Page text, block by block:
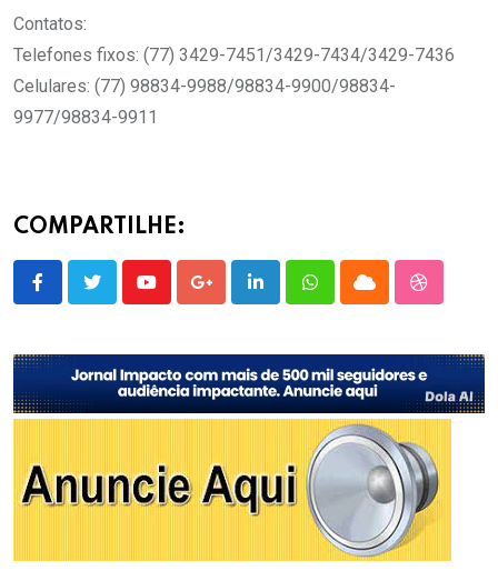
Contatos:
Telefones fixos: (77) 3429-7451/3429-7434/3429-7436
Celulares: (77) 98834-9988/98834-9900/98834-
9977/98834-9911
COMPARTILHE:
YoutubeGoogle+LinkedInWhatsappCloud